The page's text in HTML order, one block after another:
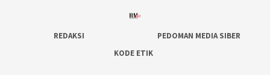
REDAKSI
PEDOMAN MEDIA SIBER
KODE ETIK